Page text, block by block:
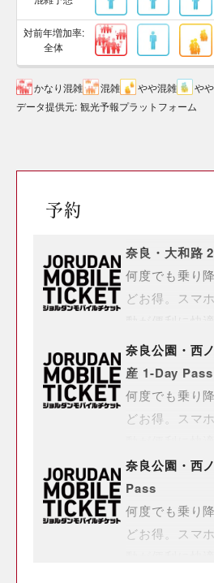
対前年増加率:
全体
かなり混雑 混雑 やや混雑 や
データ提供元: 観光予報プラットフォーム
予約
奈良・大和路
何度でも乗り
どお得。スマ
動が便利に快
奈良公園・西
産 1-Day
何度でも乗り
どお得。スマ
動が便利に快
奈良公園・西
Pass
何度でも乗り
どお得。スマ
動が便利に快